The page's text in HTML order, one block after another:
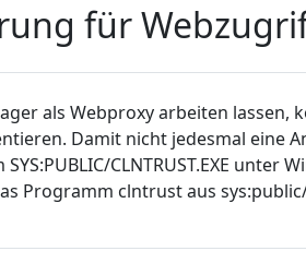
für
als Webproxy arbeiten lassen,
Damit nicht jedesmal eine
CLNTRUST.EXE unter
Programm clntrust aus